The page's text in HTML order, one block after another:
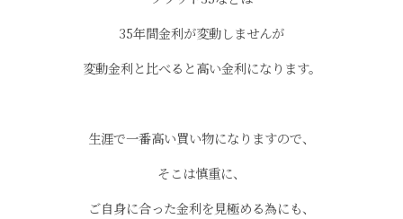
35年間金利が変動しませんが
変動金利と比べると高い金利になります。
生涯で一番高い買い物になりますので、
そこは慎重に、
ご自身に合った金利を見極める為にも、